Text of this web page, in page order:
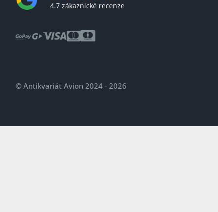
4.7 zákaznické recenze
© Antikvariát Avion 2024 - 2026